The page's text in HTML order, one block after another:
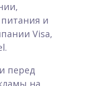
и
Visa,
перед
на